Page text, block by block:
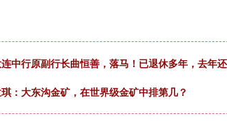
中行原副行长曲恒善，落马！已退休多年，去年
：大东沟金矿，在世界级金矿中排第几？